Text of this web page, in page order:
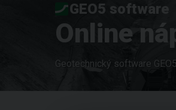
GEO5 software
Online
Geotechnický software GEO5